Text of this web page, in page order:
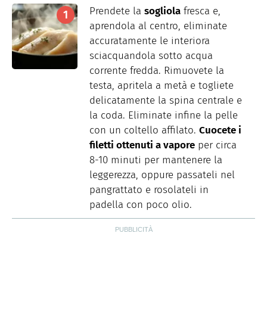
Prendete la sogliola fresca e,
aprendola al centro, eliminate
accuratamente le interiora
sciacquandola sotto acqua
corrente fredda. Rimuovete la
testa, apritela a metà e togliete
delicatamente la spina centrale e
la coda. Eliminate infine la pelle
con un coltello affilato. Cuocete i
filetti ottenuti a vapore per circa
8-10 minuti per mantenere la
leggerezza, oppure passateli nel
pangrattato e rosolateli in
padella con poco olio.